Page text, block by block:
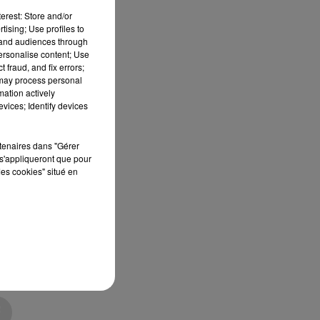
Store and/or
Use profiles to
audiences through
content; Use
fraud, and fix errors;
process personal
actively
Identify devices
dans "Gérer
que pour
cookies" situé en